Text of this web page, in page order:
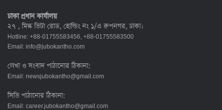
ঢাকা প্রধান কার্যালয়
২৭ , মিল্ক ভিটা রোড, হোল্ডিং নং ১/এ রুপনগর, ঢাকা।
Hotline: +88-01755583456, +88-01755583500
Email: info@jubokantho.com
লেখা ও সংবাদ পাঠানোর ঠিকানা:
Email: newsjubokantho@gmail.com
সিভি পাঠানোর ঠিকানা:
Email: career.jubokantho@gmail.com